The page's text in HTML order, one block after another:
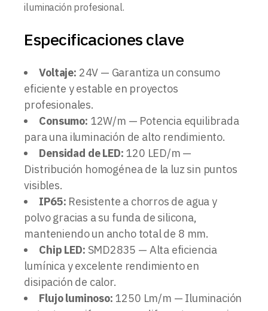
iluminación profesional.
Especificaciones clave
Voltaje: 24V — Garantiza un consumo
eficiente y estable en proyectos
profesionales.
Consumo: 12W/m — Potencia equilibrada
para una iluminación de alto rendimiento.
Densidad de LED: 120 LED/m —
Distribución homogénea de la luz sin puntos
visibles.
IP65: Resistente a chorros de agua y
polvo gracias a su funda de silicona,
manteniendo un ancho total de 8 mm.
Chip LED: SMD2835 — Alta eficiencia
lumínica y excelente rendimiento en
disipación de calor.
Flujo luminoso: 1250 Lm/m — Iluminación